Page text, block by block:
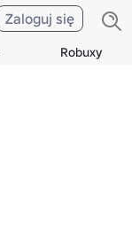
Robuxy
Zaloguj się